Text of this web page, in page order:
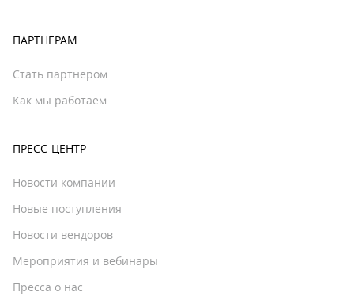
ПАРТНЕРАМ
Стать партнером
Как мы работаем
ПРЕСС-ЦЕНТР
Новости компании
Новые поступления
Новости вендоров
Мероприятия и вебинары
Пресса о нас